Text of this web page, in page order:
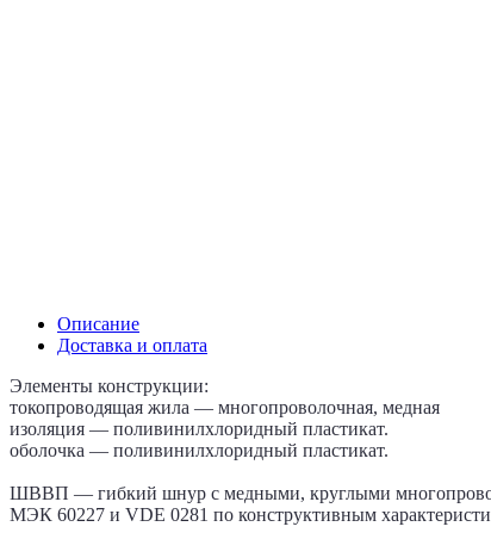
Описание
Доставка и оплата
Элементы конструкции:
токопроводящая жила — многопроволочная, медная
изоляция — поливинилхлоридный пластикат.
оболочка — поливинилхлоридный пластикат.
ШВВП — гибкий шнур с медными, круглыми
МЭК 60227 и VDE 0281 по конструктивным